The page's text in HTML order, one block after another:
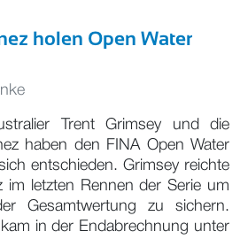
holen Open Water
Trent Grimsey und die
haben den FINA Open Water
entschieden. Grimsey reichte
im letzten Rennen der Serie um
Gesamtwertung zu sichern.
in der Endabrechnung unter